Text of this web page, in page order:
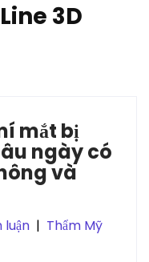
3D
mắt bị
ngày có
và
luận | Thẩm Mỹ